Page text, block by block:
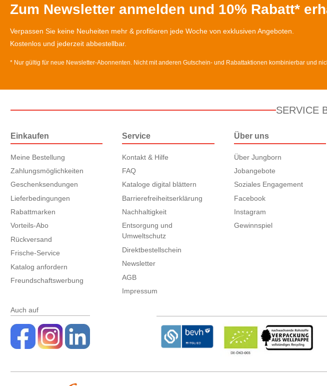
Zum Newsletter anmelden und 10% Rabatt*
Verpassen Sie keine Neuheiten mehr & profitieren jede Woche von exklusiven Angeboten.
Kostenlos und jederzeit abbestellbar.
* Nur gültig für neue Newsletter-Abonnenten. Nicht mit anderen Gutschein- und Rabattaktionen kombinierbar und
SERVICE
Einkaufen
Meine Bestellung
Zahlungsmöglichkeiten
Geschenksendungen
Lieferbedingungen
Rabattmarken
Vorteils-Abo
Rückversand
Frische-Service
Katalog anfordern
Freundschaftswerbung
Service
Kontakt & Hilfe
FAQ
Kataloge digital blättern
Barrierefreiheitserklärung
Nachhaltigkeit
Entsorgung und
Umweltschutz
Direktbestellschein
Newsletter
AGB
Impressum
Über uns
Über Jungborn
Jobangebote
Soziales Engagement
Facebook
Instagram
Gewinnspiel
Auch auf